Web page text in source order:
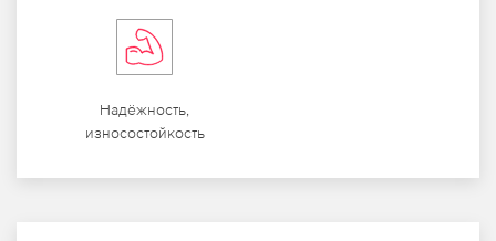
Надёжность,
износостойкость